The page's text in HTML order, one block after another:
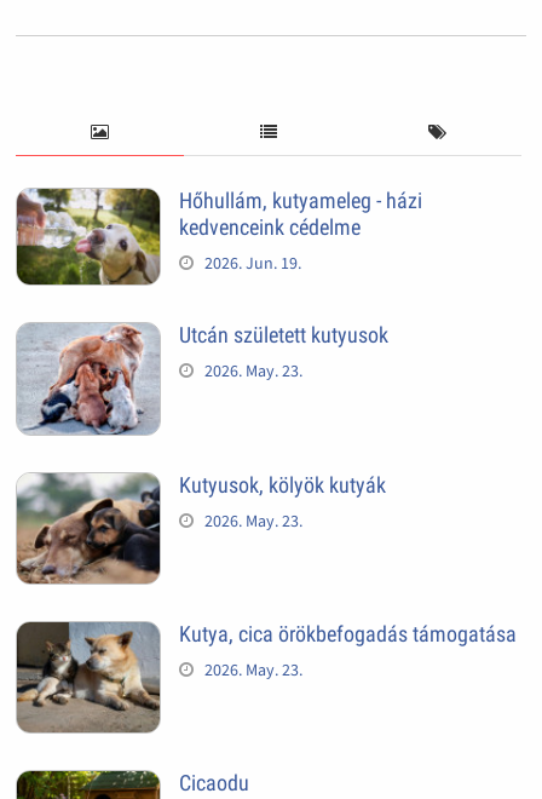
Hőhullám, kutyameleg - házi
kedvenceink cédelme
2026. Jun. 19.
Utcán született kutyusok
2026. May. 23.
Kutyusok, kölyök kutyák
2026. May. 23.
Kutya, cica örökbefogadás támogatása
2026. May. 23.
Cicaodu